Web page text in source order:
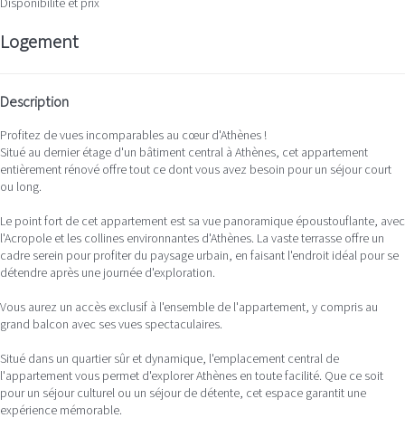
Disponibilité et prix
Logement
Description
Profitez de vues incomparables au cœur d'Athènes !
Situé au dernier étage d'un bâtiment central à Athènes, cet appartement
entièrement rénové offre tout ce dont vous avez besoin pour un séjour court
ou long.
Le point fort de cet appartement est sa vue panoramique époustouflante, avec
l'Acropole et les collines environnantes d'Athènes. La vaste terrasse offre un
cadre serein pour profiter du paysage urbain, en faisant l'endroit idéal pour se
détendre après une journée d'exploration.
Vous aurez un accès exclusif à l'ensemble de l'appartement, y compris au
grand balcon avec ses vues spectaculaires.
Situé dans un quartier sûr et dynamique, l'emplacement central de
l'appartement vous permet d'explorer Athènes en toute facilité. Que ce soit
pour un séjour culturel ou un séjour de détente, cet espace garantit une
expérience mémorable.